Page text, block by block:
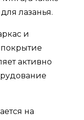
лазанья.
и
активно
на